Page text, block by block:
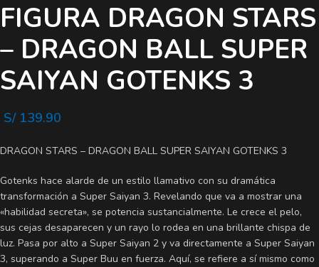
FIGURA DRAGON STARS
– DRAGON BALL SUPER
SAIYAN GOTENKS 3
S/139.90
DRAGON STARS – DRAGON BALL SUPER SAIYAN GOTENKS 3
Gotenks hace alarde de un estilo llamativo con su dramática
transformación a Super Saiyan 3. Revelando que va a mostrar una
«habilidad secreta», se potencia sustancialmente. Le crece el pelo,
sus cejas desaparecen y un rayo lo rodea en una brillante chispa de
luz. Pasa por alto a Super Saiyan 2 y va directamente a Super Saiyan
3, superando a Super Buu en fuerza. Aquí, se refiere a sí mismo como